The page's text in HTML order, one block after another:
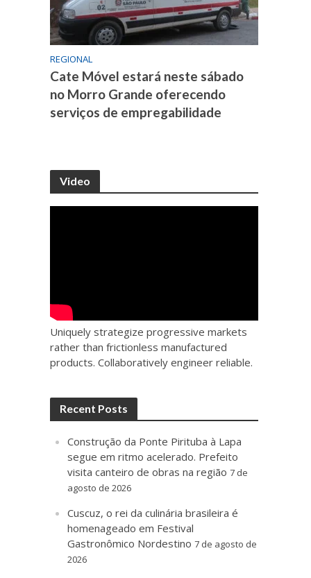
REGIONAL
Cate Móvel estará neste sábado
no Morro Grande oferecendo
serviços de empregabilidade
Video
Uniquely strategize progressive markets
rather than frictionless manufactured
products. Collaboratively engineer reliable.
Recent Posts
Construção da Ponte Pirituba à Lapa
segue em ritmo acelerado. Prefeito
visita canteiro de obras na região 7 de
agosto de 2026
Cuscuz, o rei da culinária brasileira é
homenageado em Festival
Gastronômico Nordestino 7 de agosto de
2026